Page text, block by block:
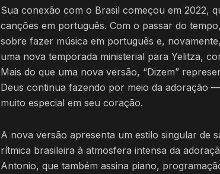
Sua conexão com o Brasil começou em 2022,
canções em português. Com o passar do
sobre fazer música em português e,
uma nova temporada ministerial para Yelitza,
Mais do que uma nova versão, “Dizem”
Deus continua fazendo por meio da adoração
muito especial em seu coração.
A nova versão apresenta um estilo singular de
rítmica brasileira à atmosfera intensa da
Antonio, que também assina piano,